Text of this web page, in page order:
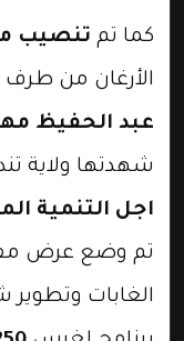
كما تم تنصيب
الأرغان من طرف
عبد الحفيظ
شهدتها ولاية
اجل التنمية
تم وضع عرض
الغابات وتطوير